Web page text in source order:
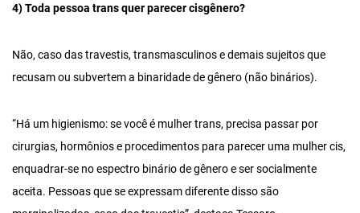
4) Toda pessoa trans quer parecer cisgênero?
Não, caso das travestis, transmasculinos e demais sujeitos que
recusam ou subvertem a binaridade de gênero (não binários).
“Há um higienismo: se você é mulher trans, precisa passar por
cirurgias, hormônios e procedimentos para parecer uma mulher cis,
enquadrar-se no espectro binário de gênero e ser socialmente
aceita. Pessoas que se expressam diferente disso são